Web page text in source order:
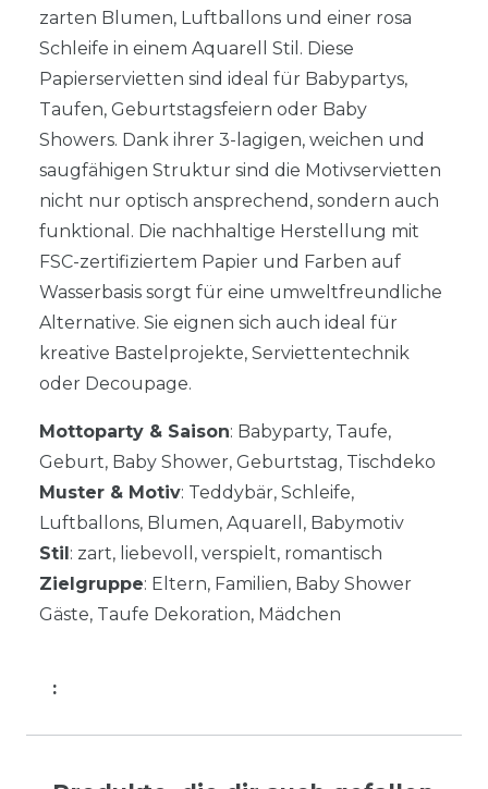
zarten Blumen, Luftballons und einer rosa
Schleife in einem Aquarell Stil. Diese
Papierservietten sind ideal für Babypartys,
Taufen, Geburtstagsfeiern oder Baby
Showers. Dank ihrer 3-lagigen, weichen und
saugfähigen Struktur sind die Motivservietten
nicht nur optisch ansprechend, sondern auch
funktional. Die nachhaltige Herstellung mit
FSC-zertifiziertem Papier und Farben auf
Wasserbasis sorgt für eine umweltfreundliche
Alternative. Sie eignen sich auch ideal für
kreative Bastelprojekte, Serviettentechnik
oder Decoupage.
Mottoparty & Saison: Babyparty, Taufe,
Geburt, Baby Shower, Geburtstag, Tischdeko
Muster & Motiv: Teddybär, Schleife,
Luftballons, Blumen, Aquarell, Babymotiv
Stil: zart, liebevoll, verspielt, romantisch
Zielgruppe: Eltern, Familien, Baby Shower
Gäste, Taufe Dekoration, Mädchen
: